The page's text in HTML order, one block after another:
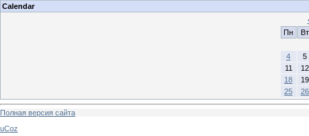
Calendar
Пн
Вт
4
5
11
12
18
19
25
26
Полная версия сайта
uCoz